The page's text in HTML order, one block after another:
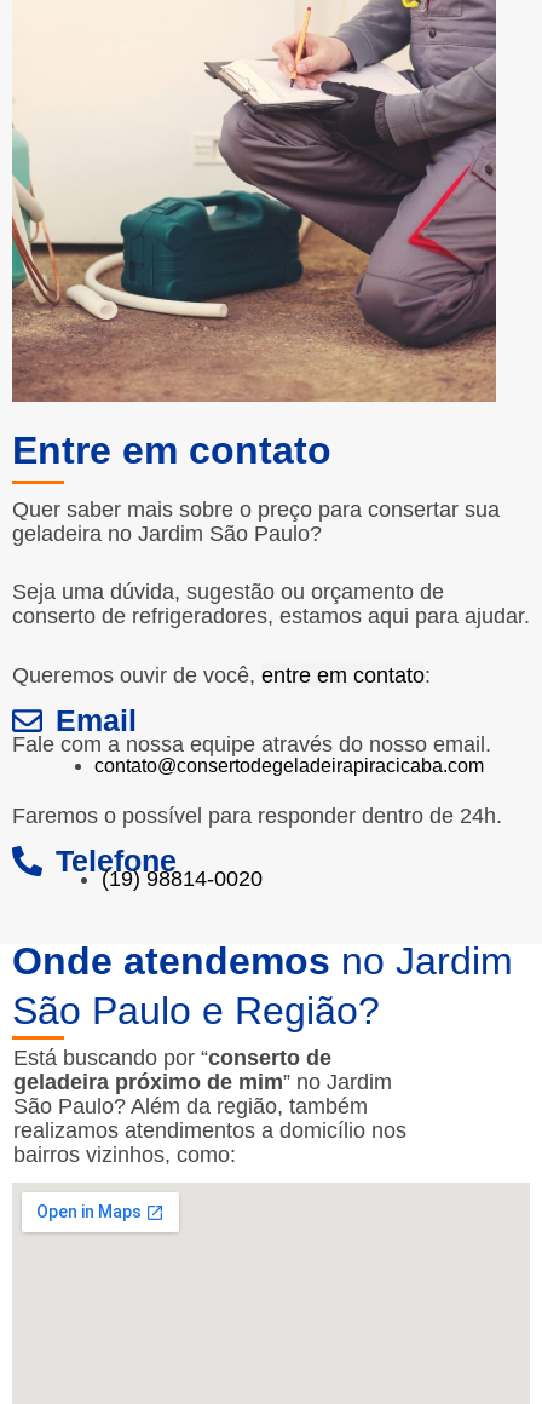
Entre em contato
Quer saber mais sobre o preço para consertar sua
geladeira no Jardim São Paulo?
Seja uma dúvida, sugestão ou orçamento de
conserto de refrigeradores, estamos aqui para ajudar.
Queremos ouvir de você, entre em contato:
Email
Fale com a nossa equipe através do nosso email.
contato@consertodegeladeirapiracicaba.com
Faremos o possível para responder dentro de 24h.
Telefone
(19) 98814-0020
Onde atendemos no Jardim
São Paulo e Região?
Está buscando por “conserto de
geladeira próximo de mim” no Jardim
São Paulo? Além da região, também
realizamos atendimentos a domicílio nos
bairros vizinhos, como: